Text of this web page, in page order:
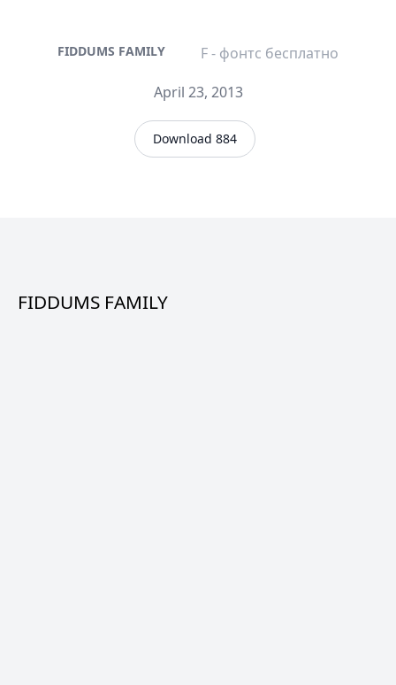
FIDDUMS FAMILY
F - фонтс бесплатно
April 23, 2013
Download 884
FIDDUMS FAMILY